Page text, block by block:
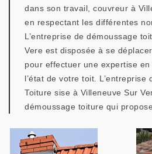
dans son travail, couvreur à
en respectant les différentes
L’entreprise de démoussage
Vere est disposée à se
pour effectuer une expertise
l’état de votre toit. L’entreprise
Toiture sise à Villeneuve Sur
démoussage toiture qui